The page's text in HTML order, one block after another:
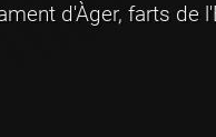
d'Àger, farts de